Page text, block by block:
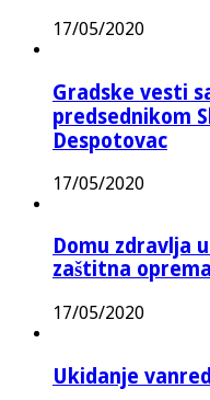
17/05/2020
Gradske vesti
predsednikom
Despotovac
17/05/2020
Domu zdravlja
zaštitna oprema
17/05/2020
Ukidanje